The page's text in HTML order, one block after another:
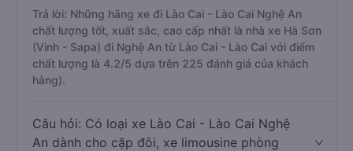
Trả lời: Những hãng xe đi Lào Cai - Lào Cai Nghệ An
chất lượng tốt, xuất sắc, cao cấp nhất là nhà xe Hà Sơn
(Vinh - Sapa) đi Nghệ An từ Lào Cai - Lào Cai với điểm
chất lượng là 4.2/5 dựa trên 225 đánh giá của khách
hàng).
Câu hỏi: Có loại xe Lào Cai - Lào Cai Nghệ
An dành cho cặp đôi, xe limousine phòng